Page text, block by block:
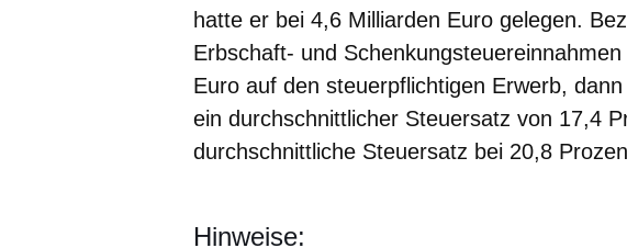
hatte er bei 4,6 Milliarden Euro gelegen.
Erbschaft- und
Euro auf den steuerpflichtigen Erwerb,
ein durchschnittlicher Steuersatz von 17,4
durchschnittliche Steuersatz bei 20,8
Hinweise: